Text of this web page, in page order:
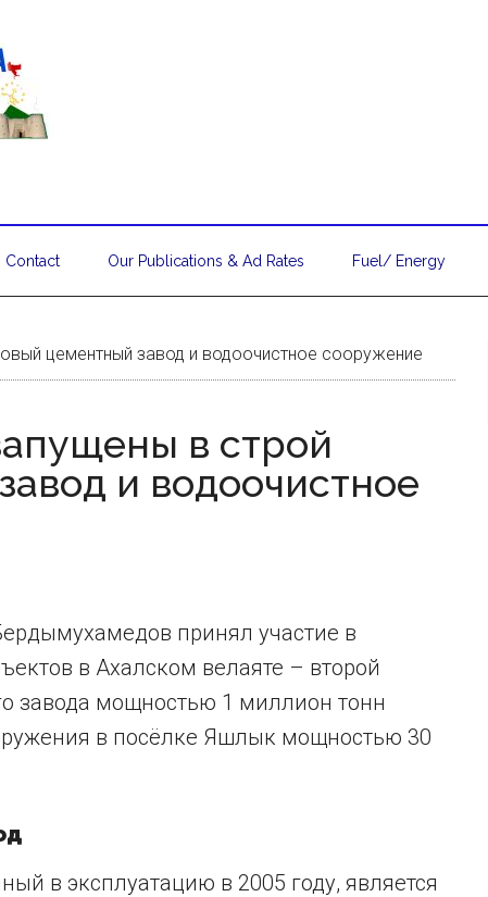
Contact Our Publications & Ad Rates Fuel/ Energy
цементный завод и водоочистное сооружение
в строй
и водоочистное
принял участие в
в Ахалском велаяте – второй
завода мощностью 1 миллион тонн
в посёлке Яшлык мощностью 30
в эксплуатацию в 2005 году, является